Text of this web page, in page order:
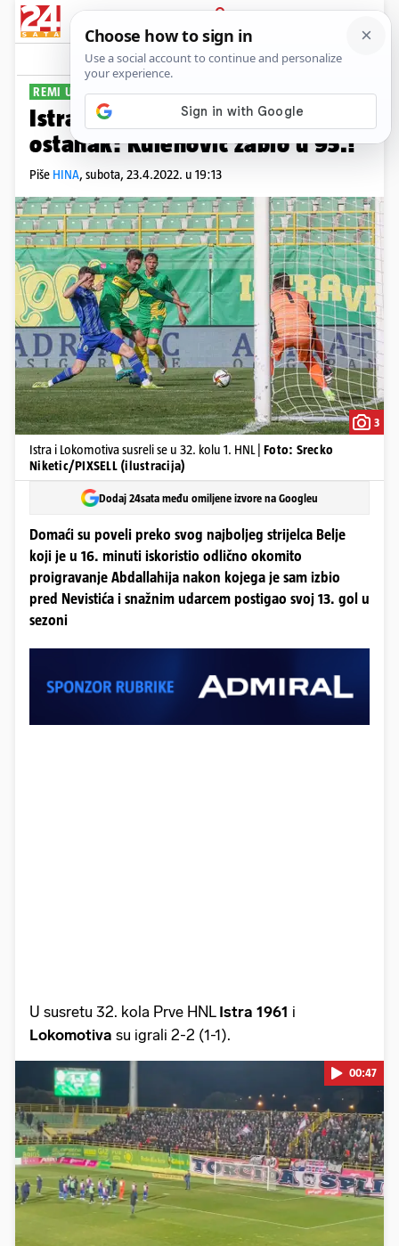
PRIJAVA
Sport Komentari
REMI U PULI
Istra prosula bodove u borbi za
ostanak: Kulenović zabio u 95.!
Piše HINA, subota, 23.4.2022. u 19:13
3
Istra i Lokomotiva susreli se u 32. kolu 1. HNL | Foto: Srecko
Niketic/PIXSELL (ilustracija)
Dodaj 24sata među omiljene izvore na Googleu
Domaći su poveli preko svog najboljeg strijelca Belje
koji je u 16. minuti iskoristio odlično okomito
proigravanje Abdallahija nakon kojega je sam izbio
pred Nevistića i snažnim udarcem postigao svoj 13. gol u
sezoni
U susretu 32. kola Prve HNL Istra 1961 i
Lokomotiva su igrali 2-2 (1-1).
Pokretanje videa...
00:47